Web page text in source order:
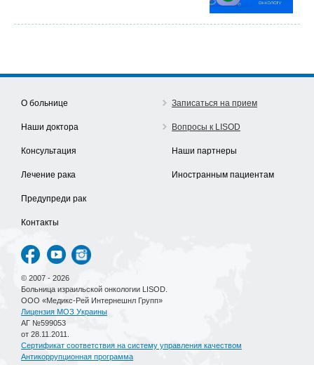
О больнице
Наши доктора
Консультация
Лечение рака
Предупреди рак
Контакты
Записаться на прием
Вопросы к LISOD
Наши партнеры
Иностранным пациентам
© 2007 - 2026
Больница израильской онкологии LISOD.
ООО «Медикс-Рей Интернешнл Групп»
Лицензия МОЗ Украины
АГ №599053
от 28.11.2011.
Сертификат соответствия на систему управления качеством
Антикоррупционная программа